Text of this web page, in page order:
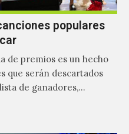
populares
de premios es un hecho
que serán descartados
de ganadores,…